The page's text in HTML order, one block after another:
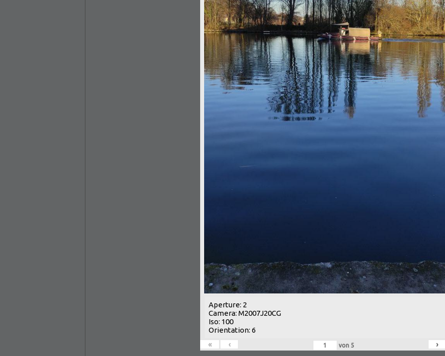
Aperture: 2
Camera: M2007J20CG
Iso: 100
Orientation: 6
«
‹ von 5 ›